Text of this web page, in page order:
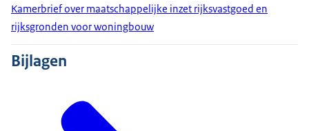
Kamerbrief over maatschappelijke inzet rijksvastgoed en
rijksgronden voor woningbouw
Bijlagen